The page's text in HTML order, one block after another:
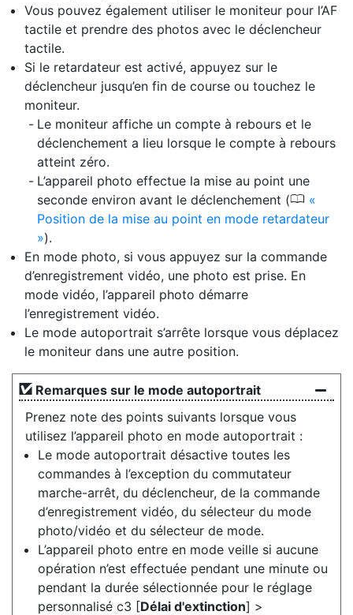
Vous pouvez également utiliser le moniteur pour l’AF
tactile et prendre des photos avec le déclencheur
tactile.
Si le retardateur est activé, appuyez sur le
déclencheur jusqu’en fin de course ou touchez le
moniteur.
Le moniteur affiche un compte à rebours et le
déclenchement a lieu lorsque le compte à rebours
atteint zéro.
L’appareil photo effectue la mise au point une
seconde environ avant le déclenchement (0
Position de la mise au point en mode retardateur
).
En mode photo, si vous appuyez sur la commande
d’enregistrement vidéo, une photo est prise. En
mode vidéo, l’appareil photo démarre
l’enregistrement vidéo.
Le mode autoportrait s’arrête lorsque vous déplacez
le moniteur dans une autre position.
Remarques sur le mode autoportrait
Prenez note des points suivants lorsque vous
utilisez l’appareil photo en mode autoportrait :
Le mode autoportrait désactive toutes les
commandes à l’exception du commutateur
marche-arrêt, du déclencheur, de la commande
d’enregistrement vidéo, du sélecteur du mode
photo/vidéo et du sélecteur de mode.
L’appareil photo entre en mode veille si aucune
opération n’est effectuée pendant une minute ou
pendant la durée sélectionnée pour le réglage
personnalisé c3 [Délai d'extinction] >